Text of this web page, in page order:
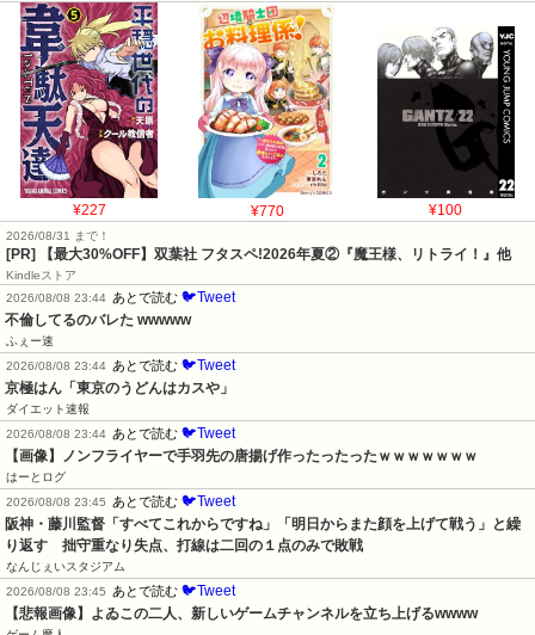
¥227 ¥770 ¥100
2026/08/31 まで！
[PR] 【最大30%OFF】双葉社 フタスペ!2026年夏②『魔王様、リトライ！』他
Kindleストア
2026/08/08 23:44 あとで読む 🐦Tweet
不倫してるのバレた wwwww
ふぇー速
2026/08/08 23:44 あとで読む 🐦Tweet
京極はん「東京のうどんはカスや」
ダイエット速報
2026/08/08 23:44 あとで読む 🐦Tweet
【画像】ノンフライヤーで手羽先の唐揚げ作ったったったｗｗｗｗｗｗｗ
はーとログ
2026/08/08 23:45
あとで読む 🐦Tweet
阪神・藤川監督「すべてこれからですね」「明日からまた顔を上げて戦う」と繰
り返す　拙守重なり失点、打線は二回の１点のみで敗戦
なんじぇいスタジアム
2026/08/08 23:45
あとで読む 🐦Tweet
【悲報画像】よゐこの二人、新しいゲームチャンネルを立ち上げるwwww